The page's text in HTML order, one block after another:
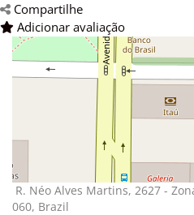
Compartilhe
Adicionar avaliação
R. Néo Alves Martins, 2627 -
060, Brazil